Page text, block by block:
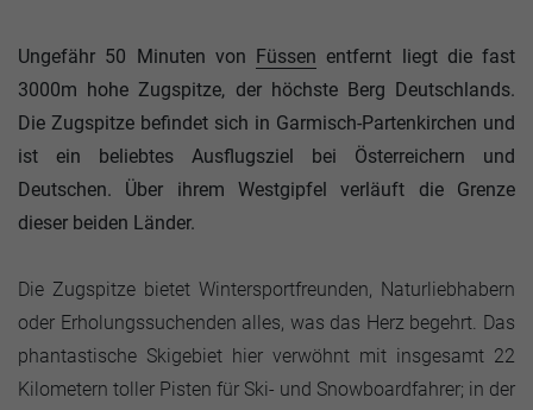
Ungefähr 50 Minuten von Füssen entfernt liegt die fast
3000m hohe Zugspitze, der höchste Berg Deutschlands.
Die Zugspitze befindet sich in Garmisch-Partenkirchen und
ist ein beliebtes Ausflugsziel bei Österreichern und
Deutschen. Über ihrem Westgipfel verläuft die Grenze
dieser beiden Länder.
Die Zugspitze bietet Wintersportfreunden, Naturliebhabern
oder Erholungssuchenden alles, was das Herz begehrt. Das
phantastische Skigebiet hier verwöhnt mit insgesamt 22
Kilometern toller Pisten für Ski- und Snowboardfahrer; in der